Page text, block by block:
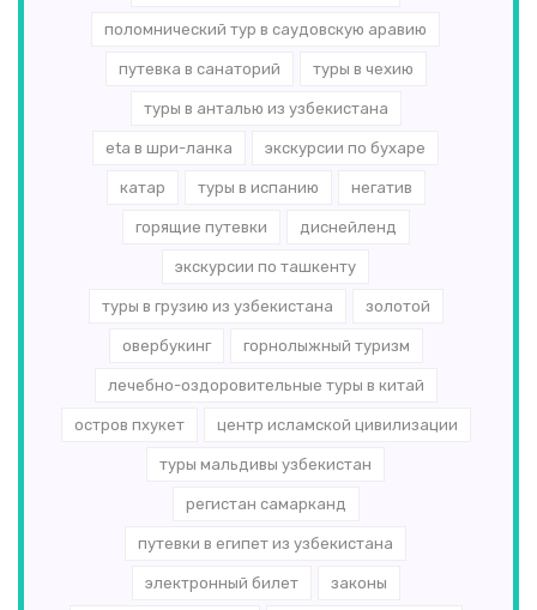
поломнический тур в саудовскую аравию
путевка в санаторий туры в чехию
туры в анталью из узбекистана
eta в шри-ланка экскурсии по бухаре
катар туры в испанию негатив
горящие путевки диснейленд
экскурсии по ташкенту
туры в грузию из узбекистана золотой
овербукинг горнолыжный туризм
лечебно-оздоровительные туры в китай
остров пхукет центр исламской цивилизации
туры мальдивы узбекистан
регистан самарканд
путевки в египет из узбекистана
электронный билет законы